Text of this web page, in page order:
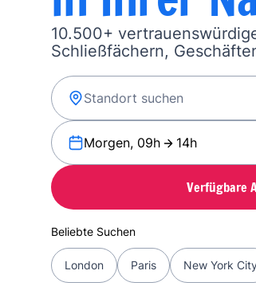
10.500+
Schließfächern,
Morgen, 09h 14h
Verfügbare
Beliebte Suchen
London Paris New York